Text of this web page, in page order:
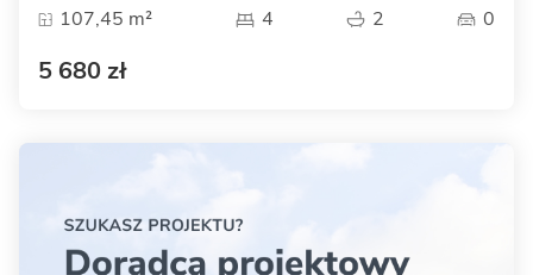
107,45 m²
4 2 0
5 680 zł